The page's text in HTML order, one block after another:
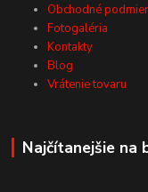
Obchodné
Fotogaléria
Kontakty
Blog
Vrátenie tovaru
Najčítanejšie na